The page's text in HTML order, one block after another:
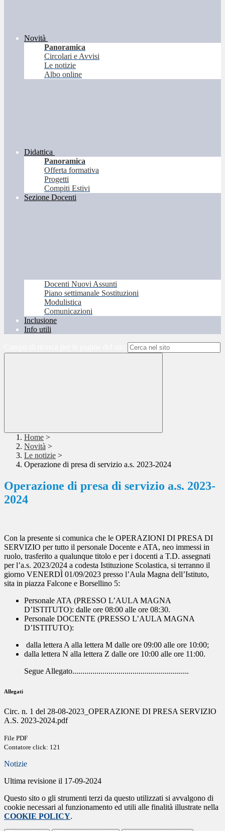
Novità
Panoramica
Circolari e Avvisi
Le notizie
Albo online
Didattica
Panoramica
Offerta formativa
Progetti
Compiti Estivi
Sezione Docenti
Docenti Nuovi Assunti
Piano settimanale Sostituzioni
Modulistica
Comunicazioni
Inclusione
Info utili
Home >
Novità >
Le notizie >
Operazione di presa di servizio a.s. 2023-2024
Operazione di presa di servizio a.s. 2023-
2024
Con la presente si comunica che le OPERAZIONI DI PRESA DI
SERVIZIO per tutto il personale Docente e ATA, neo immessi in
ruolo, trasferito a qualunque titolo e per i docenti a T.D. assegnati
per l’a.s. 2023/2024 a codesta Istituzione Scolastica, si terranno il
giorno VENERDÌ 01/09/2023 presso l’Aula Magna dell’Istituto,
sita in piazza Falcone e Borsellino 5:
Personale ATA (PRESSO L’AULA MAGNA
D’ISTITUTO): dalle ore 08:00 alle ore 08:30.
Personale DOCENTE (PRESSO L’AULA MAGNA
D’ISTITUTO):
dalla lettera A alla lettera M dalle ore 09:00 alle ore 10:00;
dalla lettera N alla lettera Z dalle ore 10:00 alle ore 11:00.
Segue Allegato..........................................................
Allegati
Circ. n. 1 del 28-08-2023_OPERAZIONE DI PRESA SERVIZIO
A.S. 2023-2024.pdf
File PDF
Contatore click: 121
Notizie
Ultima revisione il 17-09-2024
Questo sito o gli strumenti terzi da questo utilizzati si avvalgono di
cookie necessari al funzionamento ed utili alle finalità illustrate nella
COOKIE POLICY.